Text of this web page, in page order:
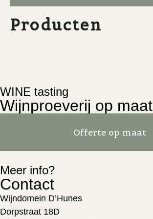
Producten
WINE tasting
Wijnproeverij op maat
Offerte op maat
Meer info?
Contact
Wijndomein D’Hunes
Dorpstraat 18D